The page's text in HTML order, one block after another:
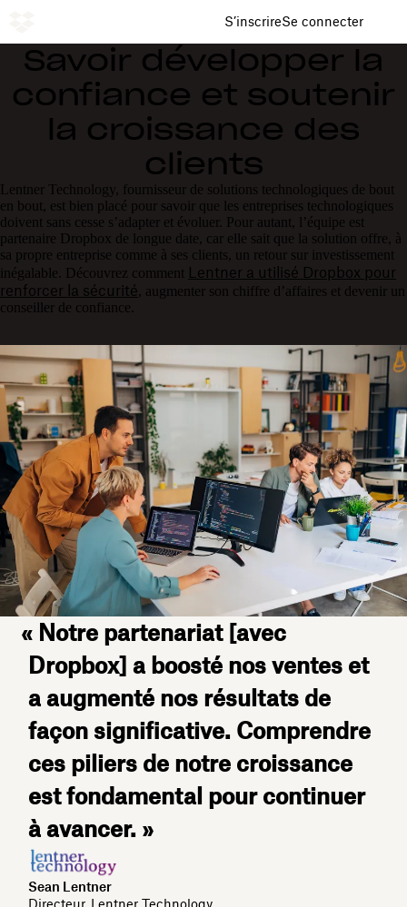
S’inscrireSe connecter
Savoir développer la
confiance et soutenir
la croissance des
clients
Lentner Technology, fournisseur de solutions technologiques de bout
en bout, est bien placé pour savoir que les entreprises technologiques
doivent sans cesse s’adapter et évoluer. Pour autant, l’équipe est
partenaire Dropbox de longue date, car elle sait que la solution offre, à
sa propre entreprise comme à ses clients, un retour sur investissement
inégalable. Découvrez comment Lentner a utilisé Dropbox pour
renforcer la sécurité, augmenter son chiffre d’affaires et devenir un
conseiller de confiance.
« Notre partenariat [avec
Dropbox] a boosté nos ventes et
a augmenté nos résultats de
façon significative. Comprendre
ces piliers de notre croissance
est fondamental pour continuer
à avancer. »
Sean Lentner